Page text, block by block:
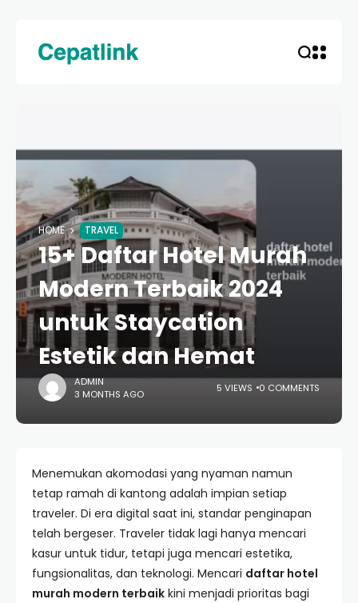
HOME TRAVEL
15+ Daftar Hotel Murah
Modern Terbaik 2024
untuk Staycation
Estetik dan Hemat
ADMIN
3 MONTHS AGO
5 VIEWS 0 COMMENTS
Menemukan akomodasi yang nyaman namun
tetap ramah di kantong adalah impian setiap
traveler. Di era digital saat ini, standar penginapan
telah bergeser. Traveler tidak lagi hanya mencari
kasur untuk tidur, tetapi juga mencari estetika,
fungsionalitas, dan teknologi. Mencari daftar hotel
murah modern terbaik kini menjadi prioritas bagi